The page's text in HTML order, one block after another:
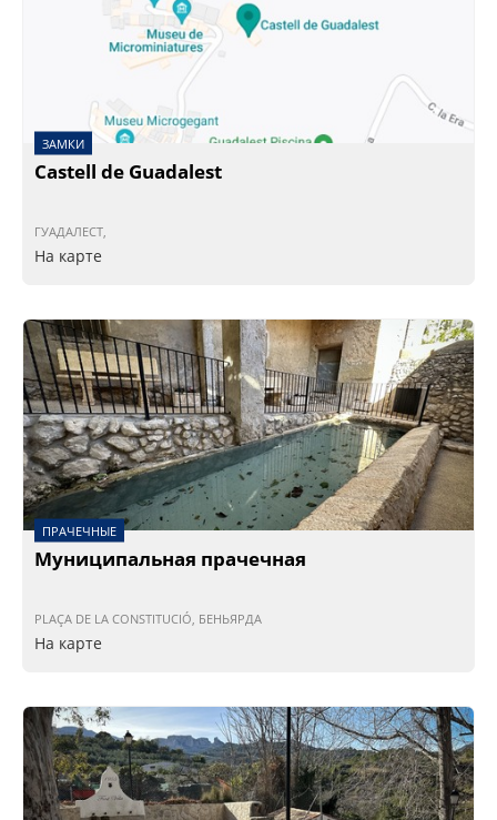
ЗАМКИ
Castell de Guadalest
ГУАДАЛЕСТ,
На карте
ПРАЧЕЧНЫЕ
Муниципальная прачечная
PLAÇA DE LA CONSTITUCIÓ, БЕНЬЯРДА
На карте